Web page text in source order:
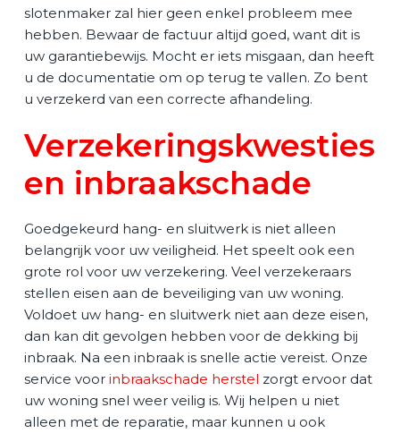
slotenmaker zal hier geen enkel probleem mee
hebben. Bewaar de factuur altijd goed, want dit is
uw garantiebewijs. Mocht er iets misgaan, dan heeft
u de documentatie om op terug te vallen. Zo bent
u verzekerd van een correcte afhandeling.
Verzekeringskwesties
en inbraakschade
Goedgekeurd hang- en sluitwerk is niet alleen
belangrijk voor uw veiligheid. Het speelt ook een
grote rol voor uw verzekering. Veel verzekeraars
stellen eisen aan de beveiliging van uw woning.
Voldoet uw hang- en sluitwerk niet aan deze eisen,
dan kan dit gevolgen hebben voor de dekking bij
inbraak. Na een inbraak is snelle actie vereist. Onze
service voor inbraakschade herstel zorgt ervoor dat
uw woning snel weer veilig is. Wij helpen u niet
alleen met de reparatie, maar kunnen u ook